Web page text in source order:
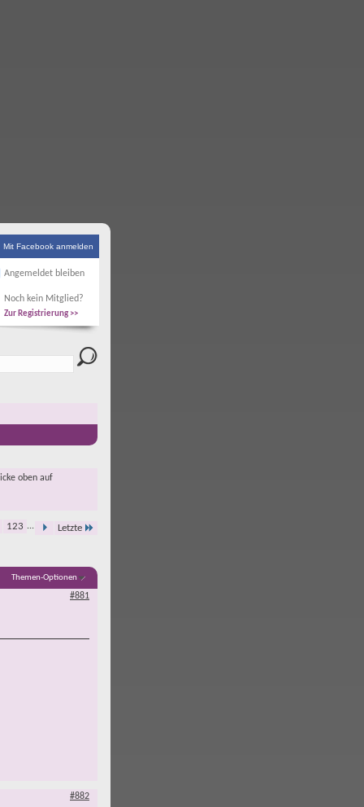
Mit Facebook anmelden
Angemeldet bleiben
Noch kein Mitglied?
Zur Registrierung >>
oben auf
123 ... Letzte
Themen-Optionen
#881
#882